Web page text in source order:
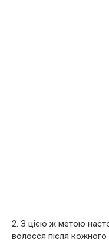
2. З цією ж метою
волосся після